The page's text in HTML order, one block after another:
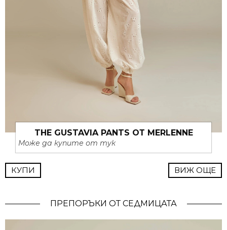
THE GUSTAVIA PANTS ОТ MERLENNE
Може да купите от тук
КУПИ ВИЖ ОЩЕ
ПРЕПОРЪКИ ОТ СЕДМИЦАТА